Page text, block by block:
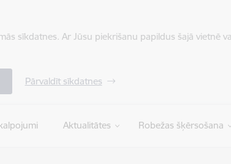
sīkdatnes. Ar Jūsu piekrišanu papildus šajā vietnē
Pārvaldīt sīkdatnes
Aktualitātes Robežas šķērsošana